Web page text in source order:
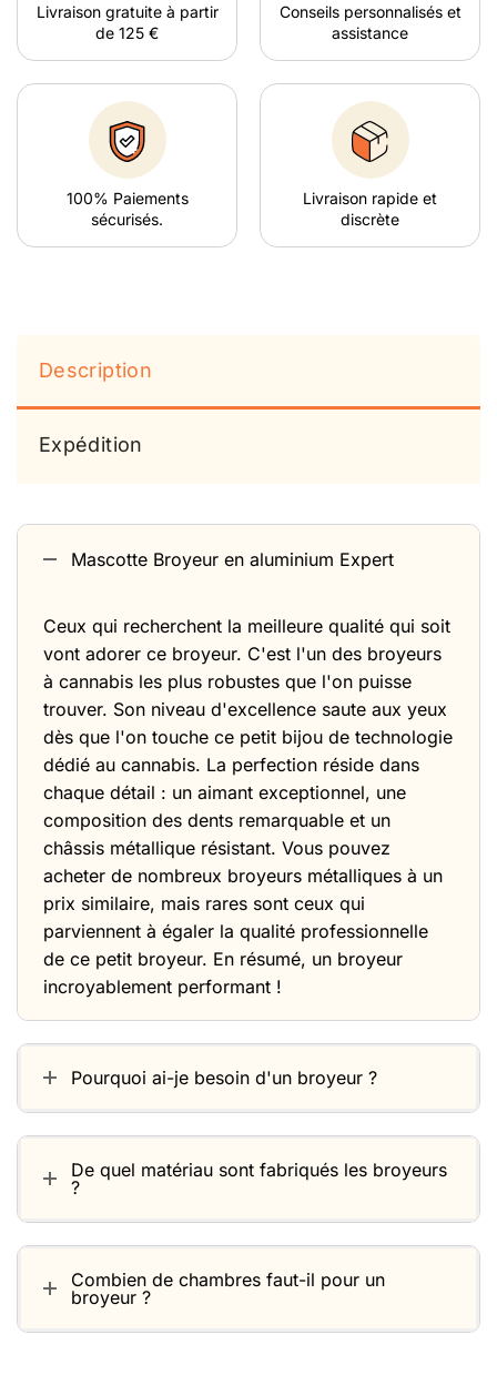
Livraison gratuite à partir
de 125 €
Conseils personnalisés et
assistance
100% Paiements
sécurisés.
Livraison rapide et
discrète
Description
Expédition
Mascotte Broyeur en aluminium Expert
Ceux qui recherchent la meilleure qualité qui soit
vont adorer ce broyeur. C'est l'un des broyeurs
à cannabis les plus robustes que l'on puisse
trouver. Son niveau d'excellence saute aux yeux
dès que l'on touche ce petit bijou de technologie
dédié au cannabis. La perfection réside dans
chaque détail : un aimant exceptionnel, une
composition des dents remarquable et un
châssis métallique résistant. Vous pouvez
acheter de nombreux broyeurs métalliques à un
prix similaire, mais rares sont ceux qui
parviennent à égaler la qualité professionnelle
de ce petit broyeur. En résumé, un broyeur
incroyablement performant !
Pourquoi ai-je besoin d'un broyeur ?
De quel matériau sont fabriqués les broyeurs
?
Combien de chambres faut-il pour un
broyeur ?